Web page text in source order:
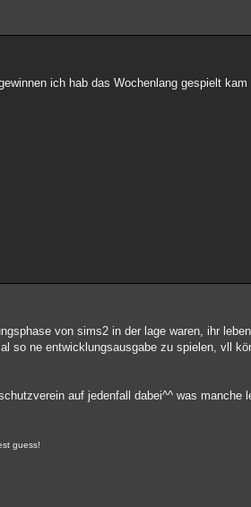
ich hab das Wochenlang gespielt
von sims2 in der lage waren, ihr
so ne entwicklungsausgabe zu spielen, vll
auf jedenfall dabei^^ was manche
guess!